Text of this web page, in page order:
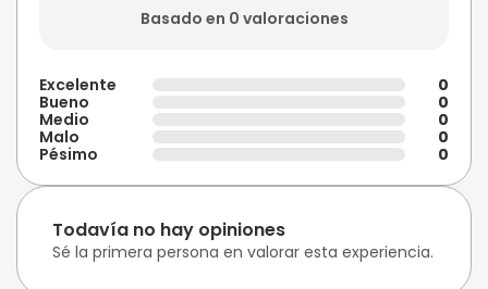
Basado en 0 valoraciones
Excelente
0
Bueno
0
Medio
0
Malo
0
Pésimo
0
Todavía no hay opiniones
Sé la primera persona en valorar esta experiencia.